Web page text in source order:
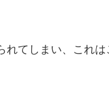
てしまい、これ